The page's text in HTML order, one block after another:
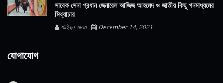
সাবেক সেনা প্রধান জেনারেল আজিজ আহমেদ ও জাতীয় কিছু গনমাধ্যমের
মিথ্যাচার
শাহিদুন আলম December 14, 2021
যোগাযোগ